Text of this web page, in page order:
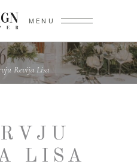
MENU
revija lisa
LISA